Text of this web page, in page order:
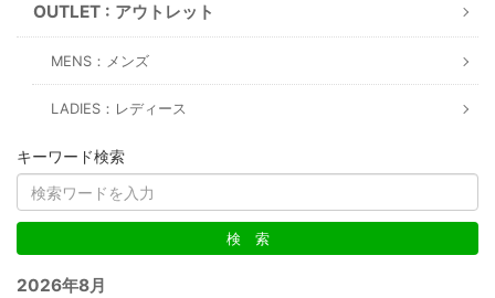
OUTLET : アウトレット
MENS：メンズ
LADIES：レディース
キーワード検索
2026年8月